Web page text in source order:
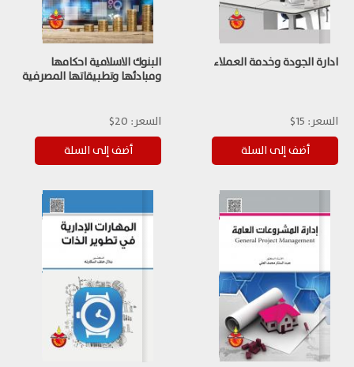
ادارة الجودة وخدمة العملاء
السعر: 15$
البنوك الاسلامية احكامها
ومبادئها وتطبيقاتها المصرفية
السعر: 20$